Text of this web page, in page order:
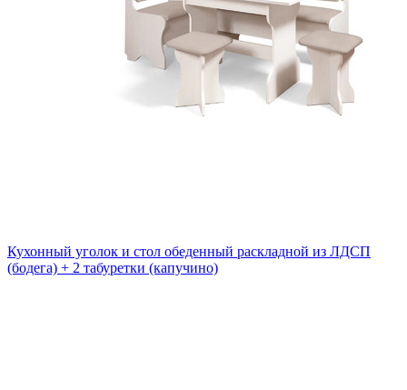
Кухонный уголок и стол обеденный раскладной из ЛДСП
(бодега) + 2 табуретки (капучино)